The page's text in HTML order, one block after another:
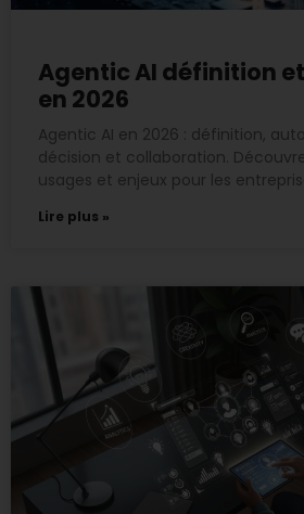
Agentic AI définition
en 2026
Agentic AI en 2026 : définition,
décision et collaboration.
usages et enjeux pour les
Lire plus »